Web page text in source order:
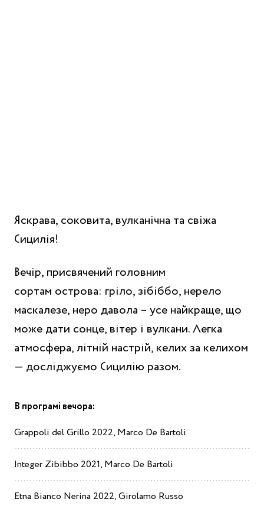
Яскрава, соковита, вулканічна та свіжа
Сицилія!
Вечір, присвячений головним
сортам острова: гріло, зібіббо, нерело
маскалезе, неро давола – усе найкраще, що
може дати сонце, вітер і вулкани. Легка
атмосфера, літній настрій, келих за келихом
— досліджуємо Сицилію разом.
В програмі вечора:
Grappoli del Grillo 2022, Marco De Bartoli
Integer Zibibbo 2021, Marco De Bartoli
Etna Bianco Nerina 2022, Girolamo Russo